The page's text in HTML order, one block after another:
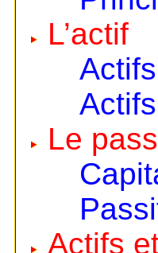
L’actif
Le
Actifs